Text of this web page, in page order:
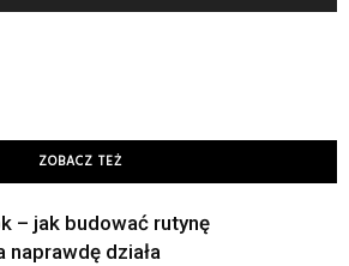
ZOBACZ TEŻ
– jak budować rutynę
naprawdę działa